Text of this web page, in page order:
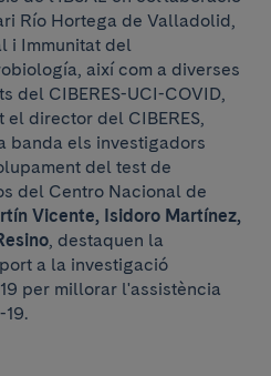
Río Hortega de Valladolid,
i Immunitat del
així com a diverses
del CIBERES-UCI-COVID,
director del CIBERES,
banda els investigadors
del test de
del Centro Nacional de
Vicente, Isidoro Martínez,
, destaquen la
a la investigació
per millorar l'assistència